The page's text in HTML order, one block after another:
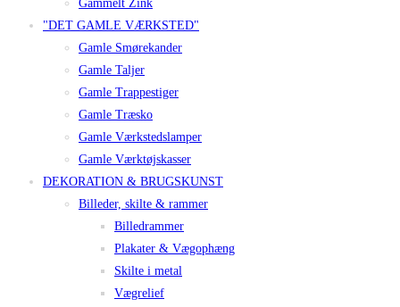
Gammelt Zink
"DET GAMLE VÆRKSTED"
Gamle Smørekander
Gamle Taljer
Gamle Trappestiger
Gamle Træsko
Gamle Værkstedslamper
Gamle Værktøjskasser
DEKORATION & BRUGSKUNST
Billeder, skilte & rammer
Billedrammer
Plakater & Vægophæng
Skilte i metal
Vægrelief